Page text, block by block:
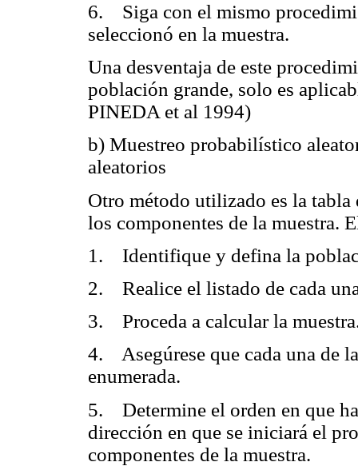
6. Siga con el mismo
seleccionó en la muestra.
Una desventaja de este
población grande, solo es
PINEDA et al 1994)
b) Muestreo probabilístico
aleatorios
Otro método utilizado es la tabla
los componentes de la muestra.
1. Identifique y defina la
2. Realice el listado de cada
3. Proceda a calcular la
4. Asegúrese que cada una de
enumerada.
5. Determine el orden en que
dirección en que se iniciará el
componentes de la muestra.